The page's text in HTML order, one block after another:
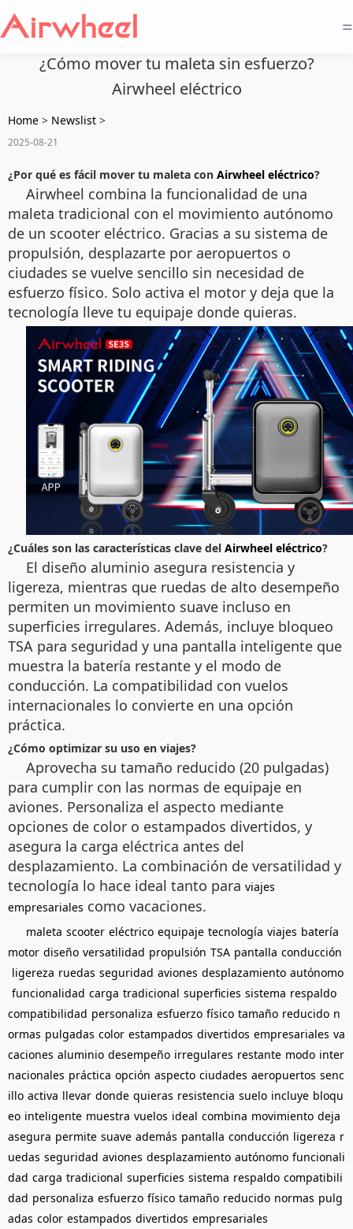
=
¿Cómo mover tu maleta sin esfuerzo?
Airwheel eléctrico
Home > Newslist >
2025-08-21
¿Por qué es fácil mover tu maleta con Airwheel eléctrico?
Airwheel combina la funcionalidad de una
maleta tradicional con el movimiento autónomo
de un scooter eléctrico. Gracias a su sistema de
propulsión, desplazarte por aeropuertos o
ciudades se vuelve sencillo sin necesidad de
esfuerzo físico. Solo activa el motor y deja que la
tecnología lleve tu equipaje donde quieras.
¿Cuáles son las características clave del Airwheel eléctrico?
El diseño aluminio asegura resistencia y
ligereza, mientras que ruedas de alto desempeño
permiten un movimiento suave incluso en
superficies irregulares. Además, incluye bloqueo
TSA para seguridad y una pantalla inteligente que
muestra la batería restante y el modo de
conducción. La compatibilidad con vuelos
internacionales lo convierte en una opción
práctica.
¿Cómo optimizar su uso en viajes?
Aprovecha su tamaño reducido (20 pulgadas)
para cumplir con las normas de equipaje en
aviones. Personaliza el aspecto mediante
opciones de color o estampados divertidos, y
asegura la carga eléctrica antes del
desplazamiento. La combinación de versatilidad y
tecnología lo hace ideal tanto para viajes
empresariales como vacaciones.
maleta scooter eléctrico equipaje tecnología viajes batería
motor diseño versatilidad propulsión TSA pantalla conducción
ligereza ruedas seguridad aviones desplazamiento autónomo
funcionalidad carga tradicional superficies sistema respaldo
compatibilidad personaliza esfuerzo físico tamaño reducido n
ormas pulgadas color estampados divertidos empresariales va
caciones aluminio desempeño irregulares restante modo inter
nacionales práctica opción aspecto ciudades aeropuertos senc
illo activa llevar donde quieras resistencia suelo incluye bloqu
eo inteligente muestra vuelos ideal combina movimiento deja
asegura permite suave además pantalla conducción ligereza r
uedas seguridad aviones desplazamiento autónomo funcionali
dad carga tradicional superficies sistema respaldo compatibili
dad personaliza esfuerzo físico tamaño reducido normas pulg
adas color estampados divertidos empresariales